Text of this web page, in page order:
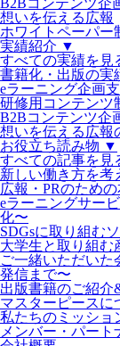
B2Bコンテンツ企
想いを伝える広報
ホワイトペーパー
実績紹介 ▼
すべての実績を見
書籍化・出版の実
eラーニング企画
研修用コンテンツ
B2Bコンテンツ企
想いを伝える広報
お役立ち読み物 ▼
すべての記事を見
新しい働き方を考
広報・PRのため
eラーニングサー
化〜
SDGsに取り組む
大学生と取り組む
ご一緒いただいた
発信まで〜
出版書籍のご紹介
マスターピースに
私たちのミッショ
メンバー・パート